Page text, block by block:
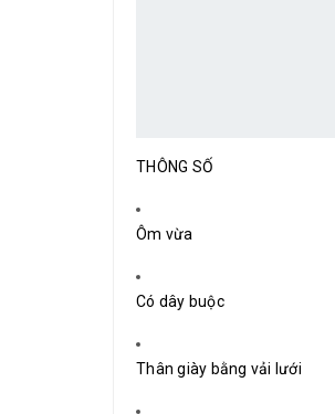
THÔNG SỐ
Ôm vừa
Có dây buộc
Thân giày bằng vải lưới